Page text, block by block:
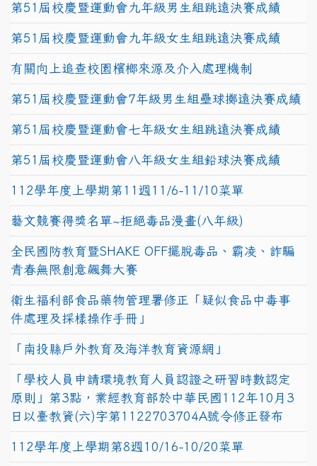
第51屆校慶暨運動會九年級男生組跳遠決賽成績
第51屆校慶暨運動會九年級女生組跳遠決賽成績
有關向上追查校園檳榔來源及介入處理機制
第51屆校慶暨運動會7年級男生組壘球擲遠決賽成績
第51屆校慶暨運動會七年級女生組跳遠決賽成績
第51屆校慶暨運動會八年級女生組鉛球決賽成績
112學年度上學期第11週11/6-11/10菜單
藝文競賽得獎名單~拒絕毒品漫畫(八年級)
全民國防教育暨SHAKE OFF擺脫毒品、霸凌、詐騙
青春無限創意飆舞大賽
衛生福利部食品藥物管理署修正「疑似食品中毒事
件處理及採樣操作手冊」
「南投縣戶外教育及海洋教育資源網」
「學校人員申請環境教育人員認證之研習時數認定
原則」第3點，業經教育部於中華民國112年10月3
日以臺教資(六)字第1122703704A號令修正發布
112學年度上學期第8週10/16-10/20菜單